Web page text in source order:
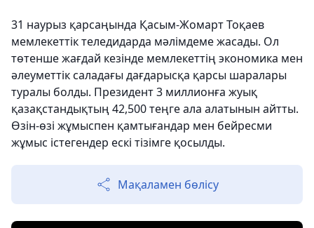
31 наурыз қарсаңында Қасым-Жомарт Тоқаев
мемлекеттік теледидарда мәлімдеме жасады. Ол
төтенше жағдай кезінде мемлекеттің экономика мен
әлеуметтік саладағы дағдарысқа қарсы шаралары
туралы болды. Президент 3 миллионға жуық
қазақстандықтың 42,500 теңге ала алатынын айтты.
Өзін-өзі жұмыспен қамтығандар мен бейресми
жұмыс істегендер ескі тізімге қосылды.
Мақаламен бөлісу